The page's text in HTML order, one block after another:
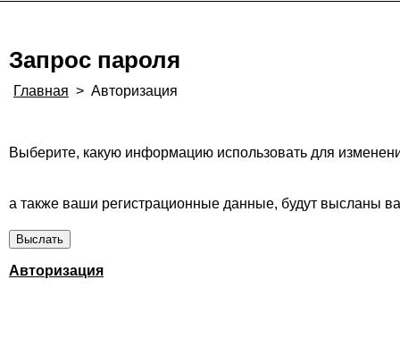
Запрос пароля
Главная > Авторизация
Выберите, какую информацию использовать для
а также ваши регистрационные данные, будут высланы
Авторизация